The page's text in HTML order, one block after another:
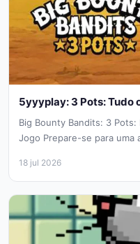
5yyyplay: 3 Pots: Tudo
Big Bounty Bandits: 3
Jogo Prepare-se para uma
18 jul 2026